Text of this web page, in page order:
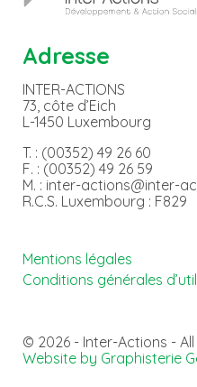
Adresse
INTER-ACTIONS
73, côte d’Eich
L-1450 Luxembourg
T. : (00352) 49 26 60
F. : (00352) 49 26 59
M. : inter-actions@inter-
R.C.S. Luxembourg : F829
Mentions légales
Conditions générales
© 2026 - Inter-Actions -
Website by Graphisterie